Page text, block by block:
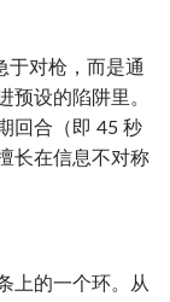
于对枪，而是通
预设的陷阱里。
回合（即 45 秒
长在信息不对称
上的一个环。从